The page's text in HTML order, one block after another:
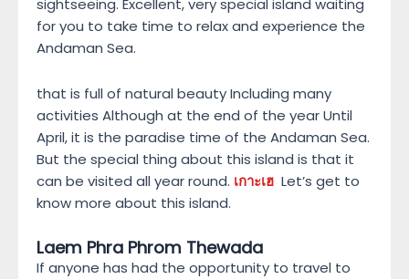
sightseeing. Excellent, very special island waiting
for you to take time to relax and experience the
Andaman Sea.
that is full of natural beauty Including many
activities Although at the end of the year Until
April, it is the paradise time of the Andaman Sea.
But the special thing about this island is that it
can be visited all year round. เกาะเฮ Let’s get to
know more about this island.
Laem Phra Phrom Thewada
If anyone has had the opportunity to travel to